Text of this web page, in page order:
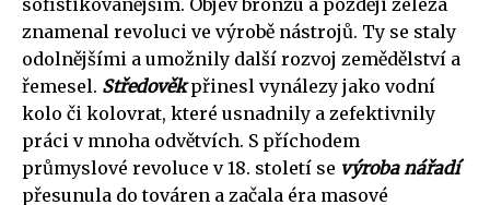
sofistikovanějším. Objev bronzu a později železa
znamenal revoluci ve výrobě nástrojů. Ty se staly
odolnějšími a umožnily další rozvoj zemědělství a
řemesel. Středověkpřinesl vynálezy jako vodní
kolo či kolovrat, které usnadnily a zefektivnily
práci v mnoha odvětvích. S příchodem
průmyslové revoluce v 18. století se výroba nářadí
přesunula do továren a začala éra masové